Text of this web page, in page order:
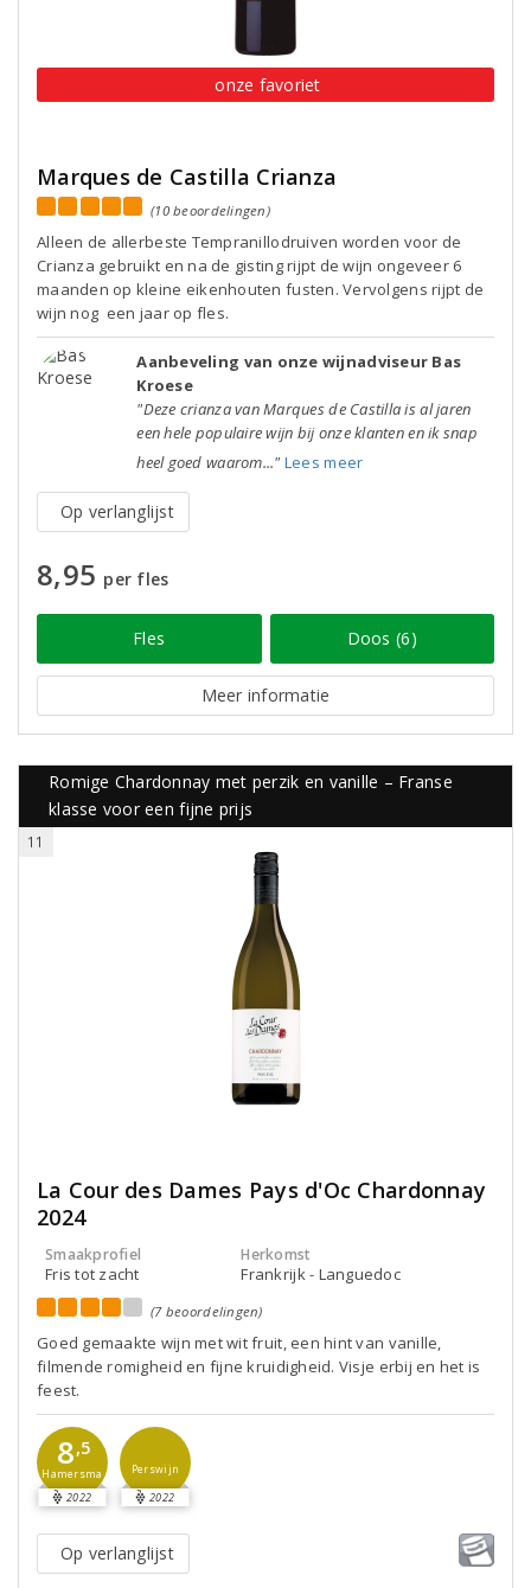
onze favoriet
Marques de Castilla Crianza
(10 beoordelingen)
Alleen de allerbeste Tempranillodruiven worden voor de
Crianza gebruikt en na de gisting rijpt de wijn ongeveer 6
maanden op kleine eikenhouten fusten. Vervolgens rijpt de
wijn nog een jaar op fles.
Aanbeveling van onze wijnadviseur Bas
Kroese
"Deze crianza van Marques de Castilla is al jaren
een hele populaire wijn bij onze klanten en ik snap
heel goed waarom..." Lees meer
Op verlanglijst
8,95 per fles
Fles Doos (6)
Meer informatie
Romige Chardonnay met perzik en vanille – Franse
klasse voor een fijne prijs
11
La Cour des Dames Pays d'Oc Chardonnay
2024
Smaakprofiel
Fris tot zacht
Herkomst
Frankrijk - Languedoc
(7 beoordelingen)
Goed gemaakte wijn met wit fruit, een hint van vanille,
filmende romigheid en fijne kruidigheid. Visje erbij en het is
feest.
8,5
Hamersma
2022
Perswijn
2022
Op verlanglijst